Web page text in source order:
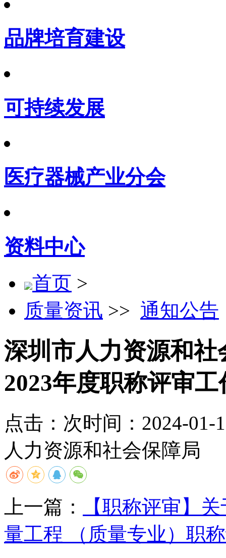
品牌培育建设
可持续发展
医疗器械产业分会
资料中心
首页 >
质量资讯 >> 通知公告
深圳市人力资源和
2023年度职称评审
点击： 次时间：2024-01-
人力资源和社会保障局
上一篇：
【职称评审】
量工程 （质量专业）职